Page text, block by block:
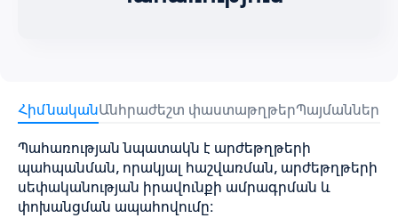
ՀիմնականԱնհրաժեշտ փաստաթղթերՊայմաններ
Պահառության նպատակն է արժեթղթերի
պահպանման, որակյալ հաշվառման, արժեթղթերի
սեփականության իրավունքի ամրագրման և
փոխանցման ապահովումը։